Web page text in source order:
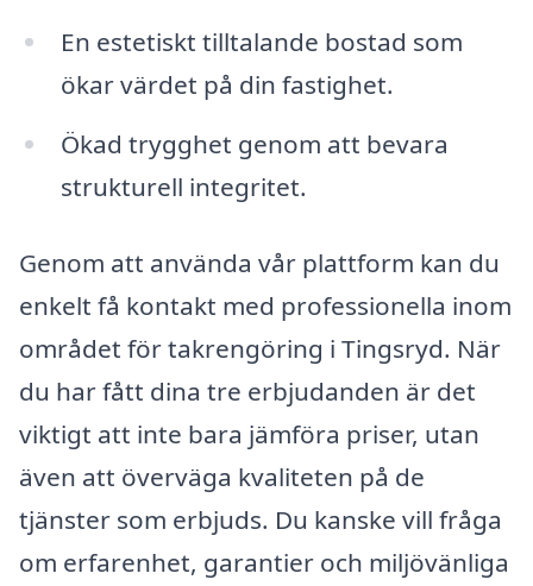
En estetiskt tilltalande bostad som
ökar värdet på din fastighet.
Ökad trygghet genom att bevara
strukturell integritet.
Genom att använda vår plattform kan du
enkelt få kontakt med professionella inom
området för takrengöring i Tingsryd. När
du har fått dina tre erbjudanden är det
viktigt att inte bara jämföra priser, utan
även att överväga kvaliteten på de
tjänster som erbjuds. Du kanske vill fråga
om erfarenhet, garantier och miljövänliga